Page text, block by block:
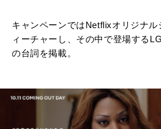
キャンペーンではNetflixオリジナル
ィーチャーし、その中で登場する
の台詞を掲載。